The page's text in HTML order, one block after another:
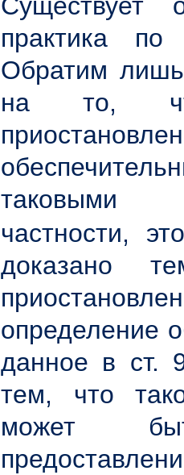
практика
Обратим
на то,
таковыми
частности,
доказано
определение
данное в ст.
тем, что
может